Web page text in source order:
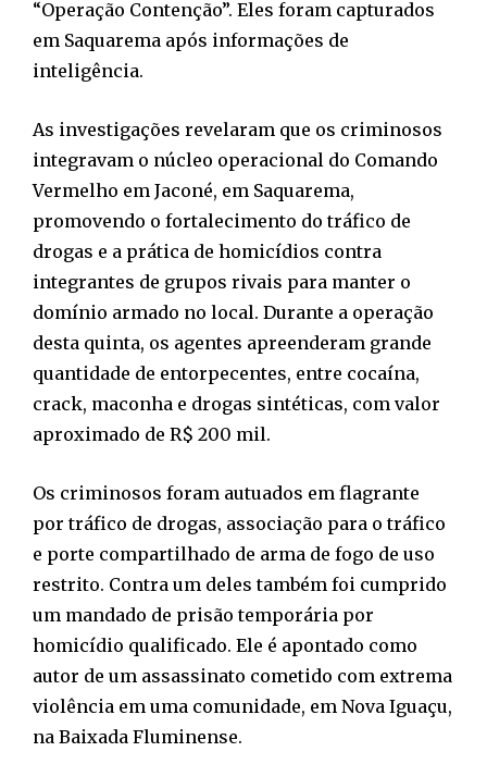
“Operação Contenção”. Eles foram capturados
em Saquarema após informações de
inteligência.
As investigações revelaram que os criminosos
integravam o núcleo operacional do Comando
Vermelho em Jaconé, em Saquarema,
promovendo o fortalecimento do tráfico de
drogas e a prática de homicídios contra
integrantes de grupos rivais para manter o
domínio armado no local. Durante a operação
desta quinta, os agentes apreenderam grande
quantidade de entorpecentes, entre cocaína,
crack, maconha e drogas sintéticas, com valor
aproximado de R$ 200 mil.
Os criminosos foram autuados em flagrante
por tráfico de drogas, associação para o tráfico
e porte compartilhado de arma de fogo de uso
restrito. Contra um deles também foi cumprido
um mandado de prisão temporária por
homicídio qualificado. Ele é apontado como
autor de um assassinato cometido com extrema
violência em uma comunidade, em Nova Iguaçu,
na Baixada Fluminense.